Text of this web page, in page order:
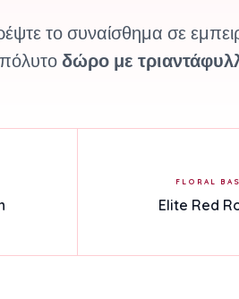
το συναίσθημα σε
δώρο με
FLORAL
Elite Red